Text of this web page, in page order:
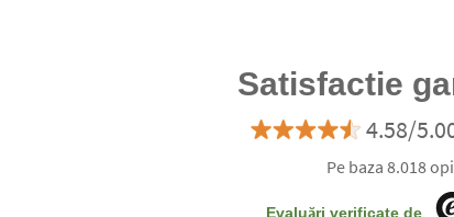
Satisfactie
4.58/
Pe baza 8.018
Evaluări verificate de